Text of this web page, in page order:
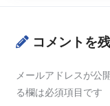
コメントを
メールアドレスが公
る欄は必須項目です